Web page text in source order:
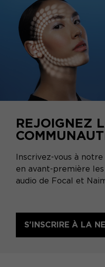
REJOIGNEZ
Inscrivez-vous à
en avant-première
audio de Focal et
S'INSCRIRE À LA